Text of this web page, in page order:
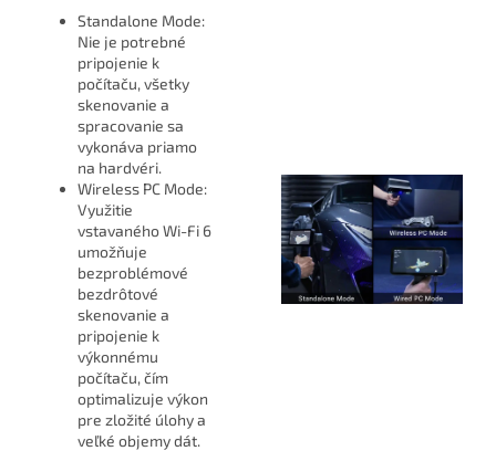
Standalone Mode:
Nie je potrebné
pripojenie k
počítaču, všetky
skenovanie a
spracovanie sa
vykonáva priamo
na hardvéri.
Wireless PC Mode:
Využitie
vstavaného Wi-Fi 6
umožňuje
bezproblémové
bezdrôtové
skenovanie a
pripojenie k
výkonnému
počítaču, čím
optimalizuje výkon
pre zložité úlohy a
veľké objemy dát.